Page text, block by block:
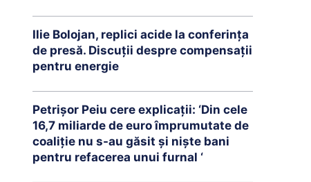
Ilie Bolojan, replici acide la conferința
de presă. Discuții despre compensații
pentru energie
Petrişor Peiu cere explicații: ‘Din cele
16,7 miliarde de euro împrumutate de
coaliţie nu s-au găsit şi nişte bani
pentru refacerea unui furnal ‘